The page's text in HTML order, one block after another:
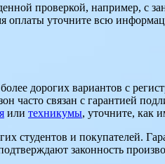
проверкой, например, с
уточните всю
дорогих вариантов с
часто связан с гарантией
или техникумы, уточните, как
студентов и покупателей.
законность